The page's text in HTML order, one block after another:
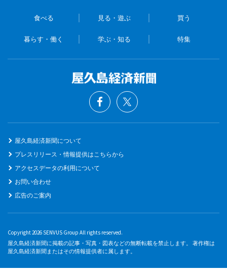
食べる 見る・遊ぶ 買う
暮らす・働く 学ぶ・知る 特集
屋久島経済新聞について
プレスリリース・情報提供はこちらから
アクセスデータの利用について
お問い合わせ
広告のご案内
Copyright 2026 SENVUS Group All rights reserved.
屋久島経済新聞に掲載の記事・写真・図表などの無断転載を禁止します。 著作権は
屋久島経済新聞またはその情報提供者に属します。